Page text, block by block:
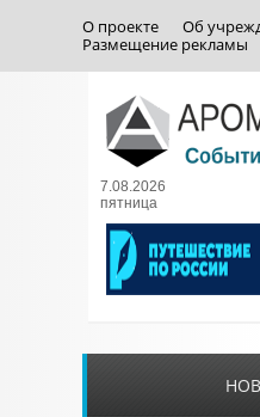
О проекте Об
Размещение рекламы
7.08.2026
пятница